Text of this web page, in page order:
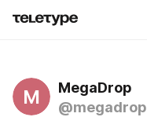
M
MegaDrop
@megadrop